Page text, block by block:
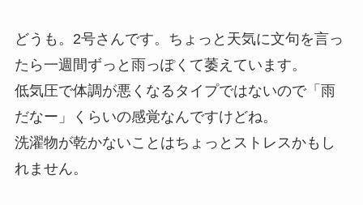
どうも。2号さんです。ちょっと天気に文句を言っ
たら一週間ずっと雨っぽくて萎えています。
低気圧で体調が悪くなるタイプではないので「雨
だなー」くらいの感覚なんですけどね。
洗濯物が乾かないことはちょっとストレスかもし
れません。